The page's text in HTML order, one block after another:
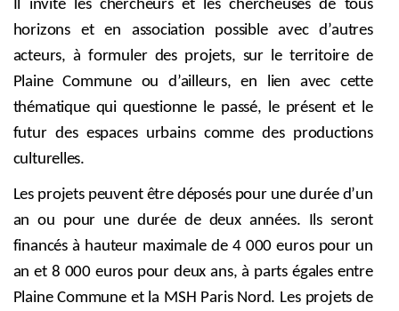
Il invite les chercheurs et les chercheuses de tous
horizons et en association possible avec d’autres
acteurs, à formuler des projets, sur le territoire de
Plaine Commune ou d’ailleurs, en lien avec cette
thématique qui questionne le passé, le présent et le
futur des espaces urbains comme des productions
culturelles.
Les projets peuvent être déposés pour une durée d’un
an ou pour une durée de deux années. Ils seront
financés à hauteur maximale de 4 000 euros pour un
an et 8 000 euros pour deux ans, à parts égales entre
Plaine Commune et la MSH Paris Nord. Les projets de